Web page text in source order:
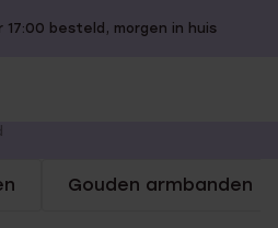
17:00 besteld, morgen in huis
Gouden armbanden